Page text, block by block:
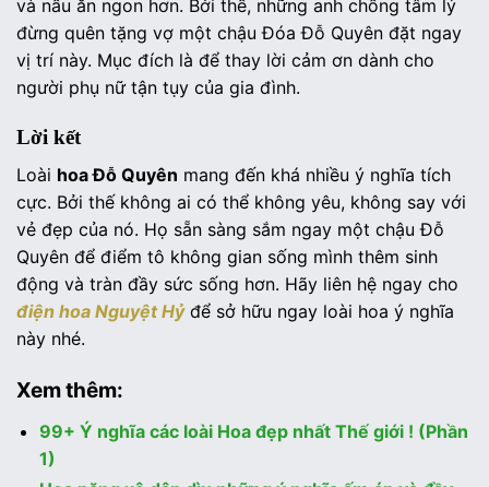
và nấu ăn ngon hơn. Bởi thế, những anh chồng tâm lý
đừng quên tặng vợ một chậu Đóa Đỗ Quyên đặt ngay
vị trí này. Mục đích là để thay lời cảm ơn dành cho
người phụ nữ tận tụy của gia đình.
Lời kết
Loài hoa Đỗ Quyên mang đến khá nhiều ý nghĩa tích
cực. Bởi thế không ai có thể không yêu, không say với
vẻ đẹp của nó. Họ sẵn sàng sắm ngay một chậu Đỗ
Quyên để điểm tô không gian sống mình thêm sinh
động và tràn đầy sức sống hơn. Hãy liên hệ ngay cho
điện hoa Nguyệt Hỷđể sở hữu ngay loài hoa ý nghĩa
này nhé.
Xem thêm:
99+ Ý nghĩa các loài Hoa đẹp nhất Thế giới ! (Phần
1)